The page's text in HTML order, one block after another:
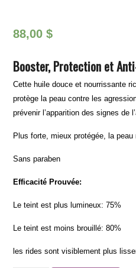
88,00$
Booster, Protection et
Cette huile douce et nourrissante
protège la peau contre les
prévenir l’apparition des signes de
Plus forte, mieux protégée, la
Sans paraben
Efficacité Prouvée:
Le teint est plus lumineux: 75%
Le teint est moins brouillé: 80%
les rides sont visiblement plus